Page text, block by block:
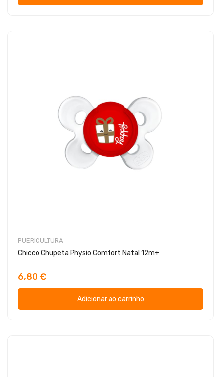
PUERICULTURA
Chicco Chupeta Physio Comfort Natal 12m+
6,80 €
Adicionar ao carrinho